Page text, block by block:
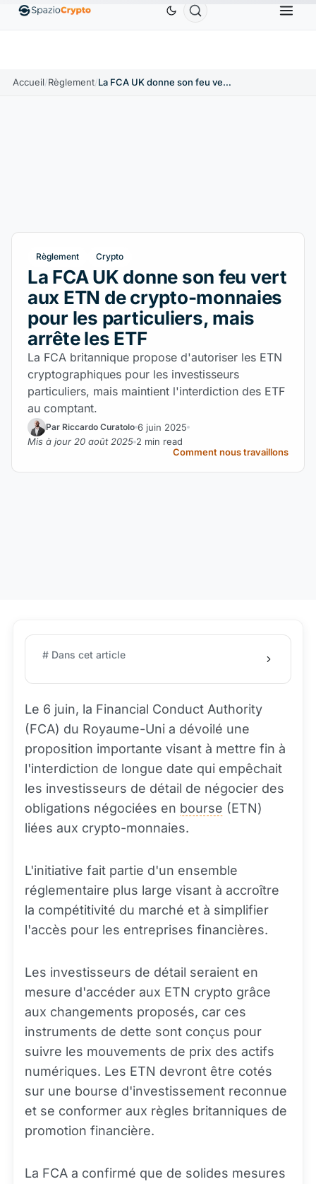
EthereumETH1 880,58 $US TetherUSDT0,9991 $US BNB
Accueil/Règlement/ La FCA UK donne son feu vert aux ETN de crypto-monnaies pour les particuliers, mais arrête les ETF
Règlement Crypto
La FCA UK donne son feu vert
aux ETN de crypto-monnaies
pour les particuliers, mais
arrête les ETF
La FCA britannique propose d'autoriser les ETN
cryptographiques pour les investisseurs
particuliers, mais maintient l'interdiction des ETF
au comptant.
Par Riccardo Curatolo 6 juin 2025
Mis à jour 20 août 2025 2 min read
Comment nous travaillons
# Dans cet article
Le 6 juin, la Financial Conduct Authority
(FCA) du Royaume-Uni a dévoilé une
proposition importante visant à mettre fin à
l'interdiction de longue date qui empêchait
les investisseurs de détail de négocier des
obligations négociées en bourse (ETN)
liées aux crypto-monnaies.
L'initiative fait partie d'un ensemble
réglementaire plus large visant à accroître
la compétitivité du marché et à simplifier
l'accès pour les entreprises financières.
Les investisseurs de détail seraient en
mesure d'accéder aux ETN crypto grâce
aux changements proposés, car ces
instruments de dette sont conçus pour
suivre les mouvements de prix des actifs
numériques. Les ETN devront être cotés
sur une bourse d'investissement reconnue
et se conformer aux règles britanniques de
promotion financière.
La FCA a confirmé que de solides mesures